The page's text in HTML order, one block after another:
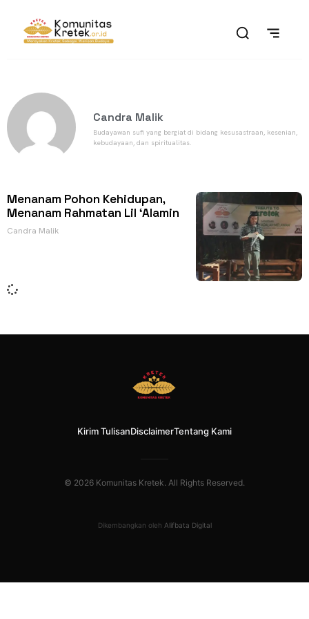
Candra Malik
Budayawan sufi yang bergiat di bidang kesusastraan, kesenian,
kebudayaan, dan spiritualitas.
Menanam Pohon Kehidupan,
Menanam Rahmatan Lil ‘Alamin
Candra Malik
Kirim TulisanDisclaimerTentang Kami
© 2026 Komunitas Kretek. All Rights Reserved.
Dikembangkan oleh Alifbata Digital